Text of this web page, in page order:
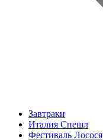
Завтраки
Италия Спешл
Фестиваль Лосося